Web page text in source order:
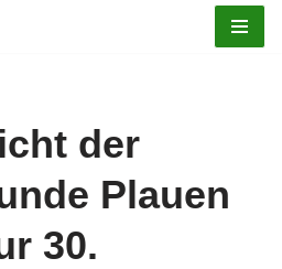
der
Plauen
30.